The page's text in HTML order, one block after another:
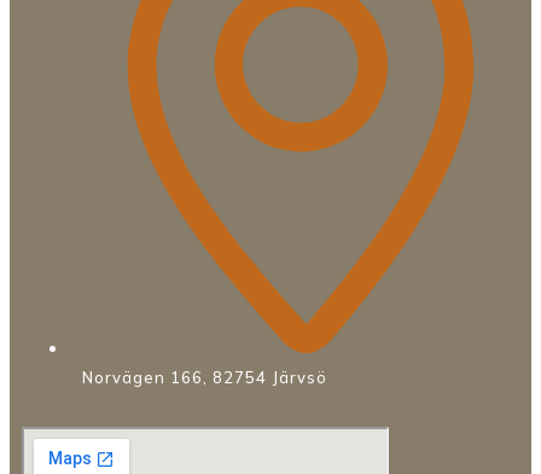
Norvägen 166, 82754 Järvsö